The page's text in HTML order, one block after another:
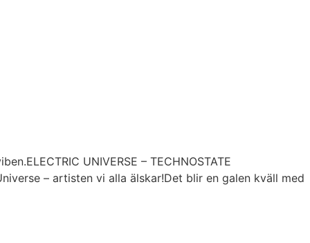
UNIVERSE – TECHNOSTATE
– artisten vi alla älskar!Det blir en galen kväll med